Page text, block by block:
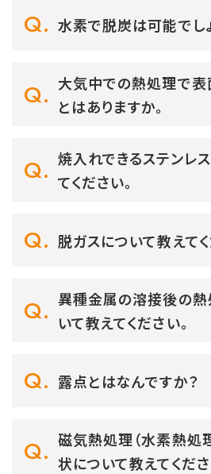
水素で脱炭は可能でし
大気中での熱処理で表
とはありますか。
焼入れできるステンレ
てください。
脱ガスについて教えてく
異種金属の溶接後の
いて教えてください。
露点とはなんですか？
磁気熱処理（水素熱処
状について教えてくださ